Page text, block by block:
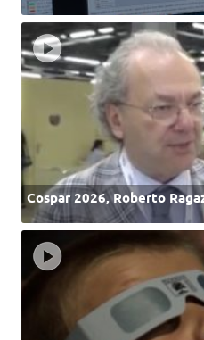
Cospar 2026, Roberto